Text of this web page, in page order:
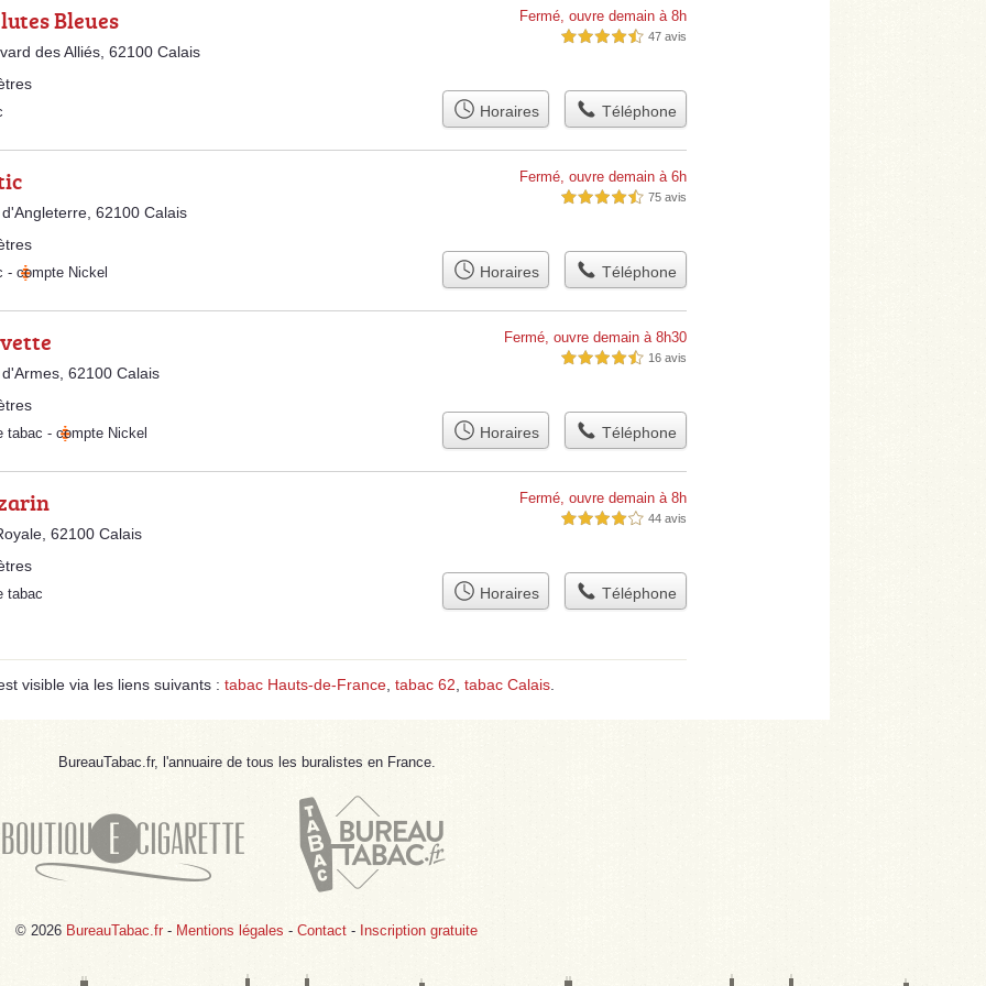
Bleues
des Alliés, 62100 Calais
Fermé, ouvre demain à 8h
4,5 étoiles sur 5 47 avis
Horaires Téléphone
62100 Calais
Fermé, ouvre demain à 6h
4,5 étoiles sur 5 75 avis
- compte Nickel Horaires Téléphone
62100 Calais
Fermé, ouvre demain à 8h30
4,5 étoiles sur 5 16 avis
tabac - compte Nickel Horaires Téléphone
62100 Calais
Fermé, ouvre demain à 8h
4,0 étoiles sur 5 44 avis
tabac Horaires Téléphone
visible via les liens suivants : tabac Hauts-de-France tabac 62 tabac Calais
BureauTabac.fr, l'annuaire de tous les buralistes en France.
© 2026 BureauTabac.fr - Mentions légales - Contact - Inscription gratuite